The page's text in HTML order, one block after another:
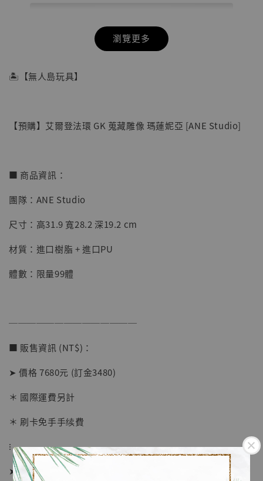
【店內現貨】七龍珠 系列蒐藏雕像 悟空 鳥山
NT$ 4,280
NT$ 5,580
瀏覽更多
🏝【無人島玩具】
【預購】艾爾登法環 GK 蒐藏雕像 瑪蓮妮亞 [ANE Studio]
■ 商品資訊：
團隊：ANE Studio
尺寸：高31.9 寬28.2 深19.2 cm
材質：進口樹脂 + 進口PU
體數：限量99體
──────────────
■ 販售資訊 (NT$)：
➤ 價格 7680元 (訂金3480)
＊ 國際運費另計
＊ 刷卡免手手续費
⁝
➤ 預購截止日：待工作室通知